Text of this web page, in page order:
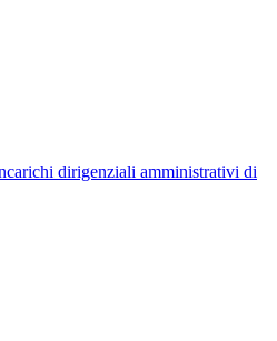
dirigenziali amministrativi di